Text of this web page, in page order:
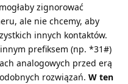
zignorować
ale nie chcemy, aby
innych kontaktów.
prefiksem (np. *31#)
analogowych przed erą
rozwiązań. W ten